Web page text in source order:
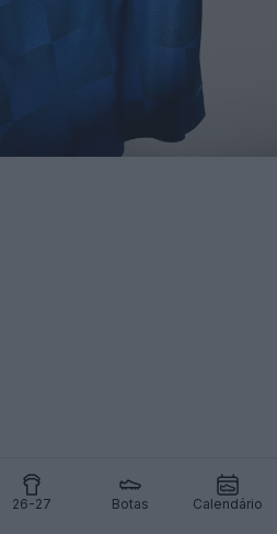
26-27 Botas Calendário